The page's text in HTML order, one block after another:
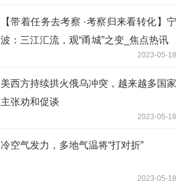
【带着任务去考察 ·考察归来看转化】宁
波：三江汇流，观“甬城”之变_焦点热讯
2023-05-18
美西方持续拱火俄乌冲突，越来越多国家
主张劝和促谈
2023-05-18
冷空气发力，多地气温将“打对折”
2023-05-18